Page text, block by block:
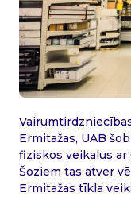
Ermitažas, UAB
fiziskos veikalus
Šoziem tas atver
Ermitažas tīkla